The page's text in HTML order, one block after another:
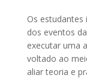
Os
dos eventos
executar uma
voltado ao
aliar teoria e